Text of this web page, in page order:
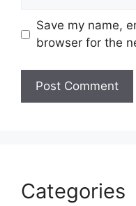
Save my name,
browser for the
Categories